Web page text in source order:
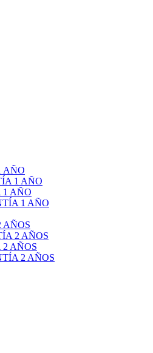
AÑO
1 AÑO
AÑO
1 AÑO
AÑOS
2 AÑOS
AÑOS
2 AÑOS